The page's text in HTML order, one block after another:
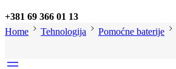
+381 69 366 01 13
Home
Tehnologija Pomoćne baterije